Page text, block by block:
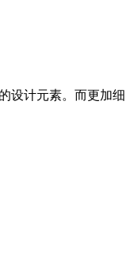
设计元素。而更加细